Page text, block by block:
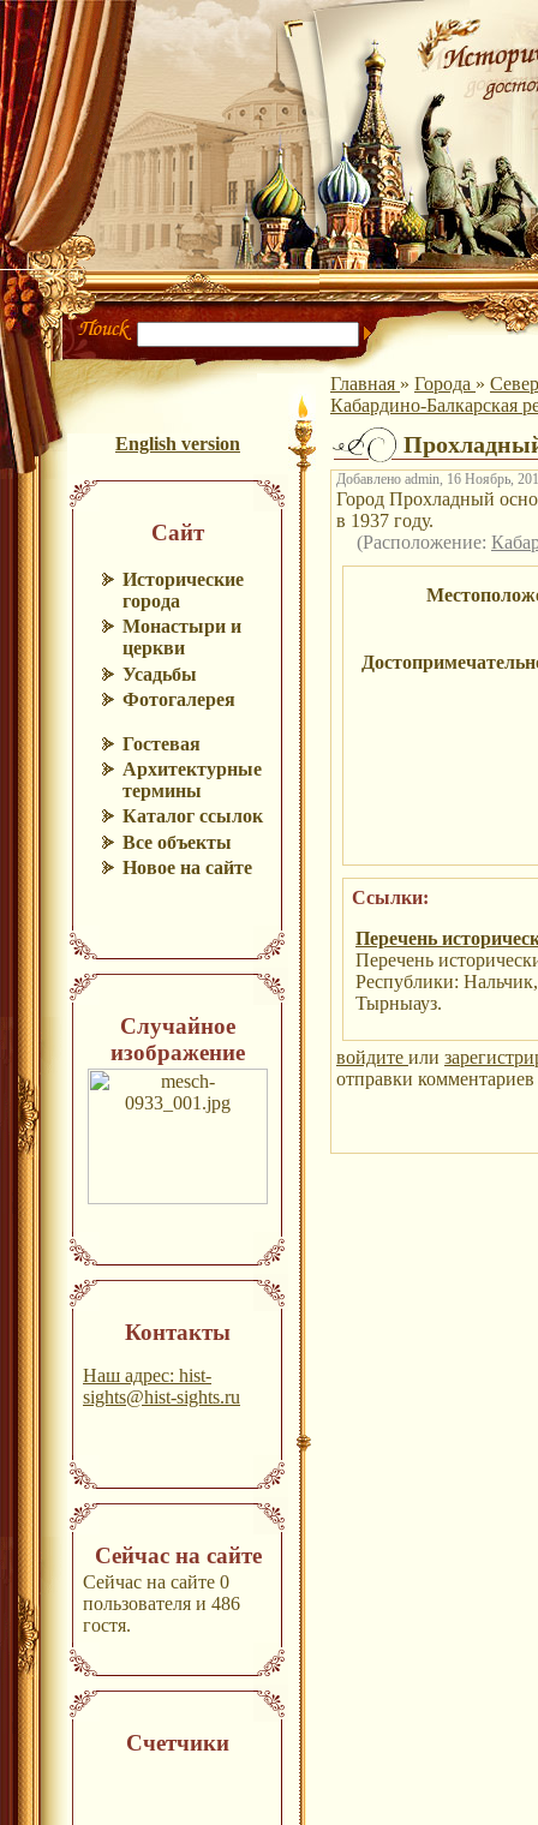
English version
Сайт
Исторические
города
Монастыри и
церкви
Усадьбы
Фотогалерея
Гостевая
Архитектурные
термины
Каталог ссылок
Все объекты
Новое на сайте
Случайное
изображение
Контакты
Наш адрес: hist-
sights@hist-sights.ru
Сейчас на сайте
Сейчас на сайте 0
пользователя и 486
гостя.
Счетчики
Главная » Города »
Кабардино-Балкарская
Добавлено admin, 16 Ноябрь,
Город Прохладный
в 1937 году.
(Расположение:
Ссылки:
Перечень
Перечень
Республики:
Тырныауз.
войдите или
отправки